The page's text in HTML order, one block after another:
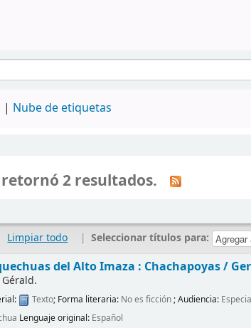
Nube de etiquetas
2 resultados.
Limpiar todo | Seleccionar títulos para:
del Alto Imaza : Chachapoyas /
Texto; Forma literaria: No es ficción; Audiencia:
Lenguaje original: Español